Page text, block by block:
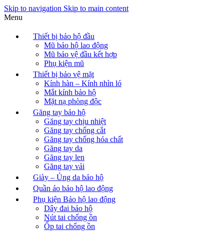
Skip to navigation Skip to main content
Menu
Thiết bị bảo hộ đầu
Mũ bảo hộ lao động
Mũ bảo vệ đầu kết hợp
Phụ kiện mũ
Thiết bị bảo vệ mặt
Kính hàn – Kính nhìn ló
Mắt kính bảo hộ
Mặt nạ phòng độc
Găng tay bảo hộ
Găng tay chịu nhiệt
Găng tay chống cắt
Găng tay chống hóa chất
Găng tay da
Găng tay len
Găng tay vải
Giày – Ủng da bảo hộ
Quần áo bảo hộ lao động
Phụ kiện Bảo hộ lao động
Dây đai bảo hộ
Nút tai chống ồn
Ốp tai chống ồn